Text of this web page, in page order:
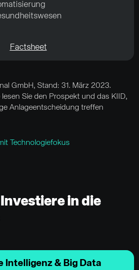
Factsheet
GmbH, Stand: 31. März 2023.
Sie den Prospekt und das KIID,
Anlageentscheidung treffen
Technologiefokus
in die
Intelligenz & Big Data